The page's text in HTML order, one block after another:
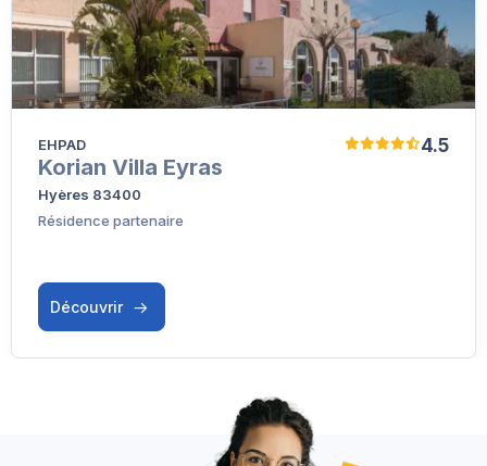
4.5
EHPAD
Korian Villa Eyras
Hyères 83400
Résidence partenaire
Découvrir